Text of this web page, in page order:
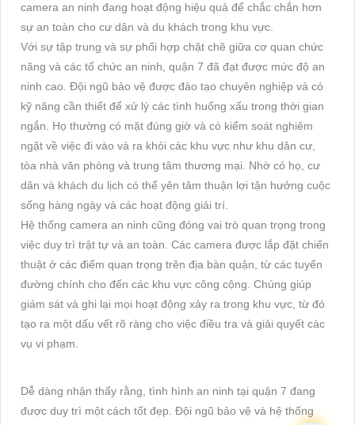
camera an ninh đang hoạt động hiệu quả để chắc chắn hơn
sự an toàn cho cư dân và du khách trong khu vực.
Với sự tập trung và sự phối hợp chặt chẽ giữa cơ quan chức
năng và các tổ chức an ninh, quận 7 đã đạt được mức độ an
ninh cao. Đội ngũ bảo vệ được đào tạo chuyên nghiệp và có
kỹ năng cần thiết để xử lý các tình huống xấu trong thời gian
ngắn. Họ thường có mặt đúng giờ và có kiểm soát nghiêm
ngặt về việc đi vào và ra khỏi các khu vực như khu dân cư,
tòa nhà văn phòng và trung tâm thương mại. Nhờ có họ, cư
dân và khách du lịch có thể yên tâm thuận lợi tận hưởng cuộc
sống hàng ngày và các hoạt động giải trí.
Hệ thống camera an ninh cũng đóng vai trò quan trọng trong
việc duy trì trật tự và an toàn. Các camera được lắp đặt chiến
thuật ở các điểm quan trọng trên địa bàn quận, từ các tuyến
đường chính cho đến các khu vực công cộng. Chúng giúp
giám sát và ghi lại mọi hoạt động xảy ra trong khu vực, từ đó
tạo ra một dấu vết rõ ràng cho việc điều tra và giải quyết các
vụ vi phạm.
Dễ dàng nhận thấy rằng, tình hình an ninh tại quận 7 đang
được duy trì một cách tốt đẹp. Đội ngũ bảo vệ và hệ thống